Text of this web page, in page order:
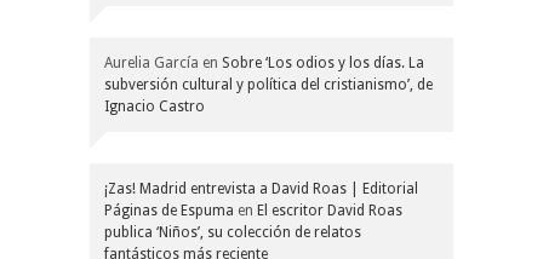
Aurelia García en Sobre ‘Los odios y los días. La
subversión cultural y política del cristianismo’, de
Ignacio Castro
¡Zas! Madrid entrevista a David Roas | Editorial
Páginas de Espuma en El escritor David Roas
publica ‘Niños’, su colección de relatos
fantásticos más reciente